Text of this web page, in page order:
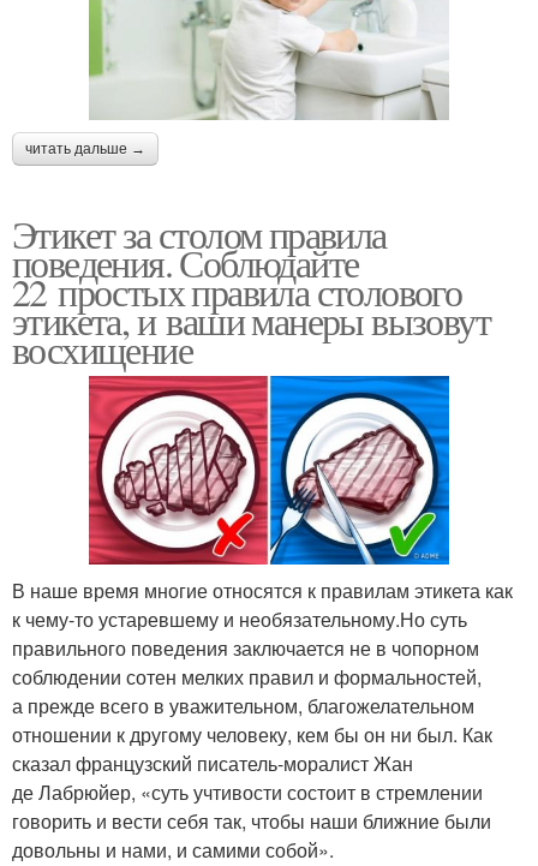
читать дальше →
Этикет за столом правила
поведения. Соблюдайте
22 простых правила столового
этикета, и ваши манеры вызовут
восхищение
В наше время многие относятся к правилам этикета как
к чему-то устаревшему и необязательному.Но суть
правильного поведения заключается не в чопорном
соблюдении сотен мелких правил и формальностей,
а прежде всего в уважительном, благожелательном
отношении к другому человеку, кем бы он ни был. Как
сказал французский писатель-моралист Жан
де Лабрюйер, «суть учтивости состоит в стремлении
говорить и вести себя так, чтобы наши ближние были
довольны и нами, и самими собой».